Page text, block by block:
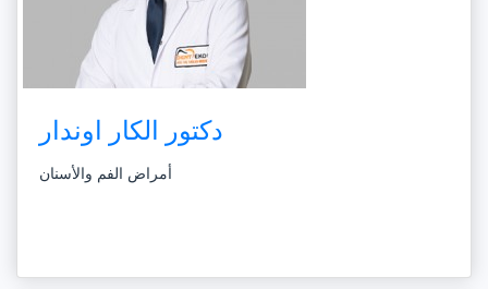
دكتور الكار اوندار
أمراض الفم والأسنان